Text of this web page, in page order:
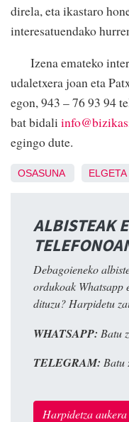
direla, eta ikastaro
interesatuendako
Izena emateko
udaletxera joan eta
egon, 943 – 76 93 94
bat bidali
egingo dute.
OSASUNA ELGETA
ALBISTEAK
Debagoieneko
ordukoak Whatsapp
dituzu? Harpidetu
WHATSAPP: Batu
TELEGRAM: Batu
Harpidetza